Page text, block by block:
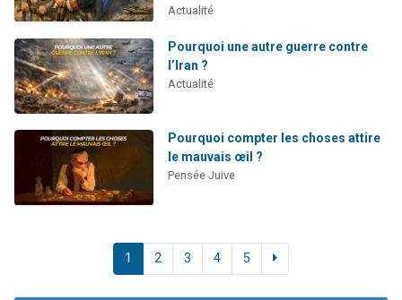
Actualité
Pourquoi une autre guerre contre
l’Iran ?
Actualité
Pourquoi compter les choses attire
le mauvais œil ?
Pensée Juive
1 2 3 4 5